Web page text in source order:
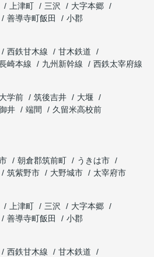
上津町 三沢
大字本郷
善導寺町飯田
小郡
西鉄甘木線
甘木鉄道
崎本線 九州新幹線
西鉄太宰府線
学前 筑後吉井
大堰
井 端間 久留米高校前
朝倉郡筑前町
うきは市
筑紫野市 大野城市
太宰府市
上津町 三沢
大字本郷
善導寺町飯田
小郡
西鉄甘木線
甘木鉄道